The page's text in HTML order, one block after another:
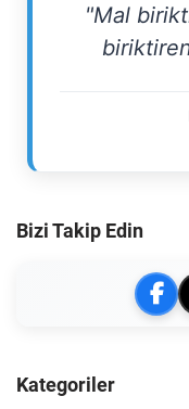
"Mal
Bizi Takip Edin
Kategoriler